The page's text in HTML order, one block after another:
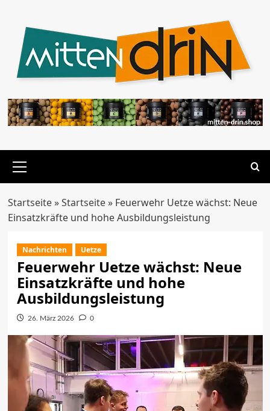
springen
Menü
Startseite»Startseite» Feuerwehr Uetze wächst: Neue
Einsatzkräfte und hohe Ausbildungsleistung
Nachrichten Uetze
Feuerwehr Uetze wächst: Neue
Einsatzkräfte und hohe
Ausbildungsleistung
26. März 2026 0